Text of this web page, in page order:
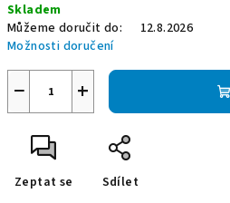
cena:
Skladem
Můžeme doručit do:
12.8.2026
Možnosti doručení
+
−
Zeptat se Sdílet